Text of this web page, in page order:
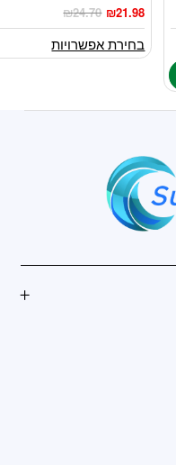
₪24.70 ₪21.98
מספר
סוגים.
ניתן
את
המוצר
בחירת אפשרויות